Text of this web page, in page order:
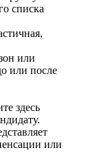
списка
или
или после
здесь
или